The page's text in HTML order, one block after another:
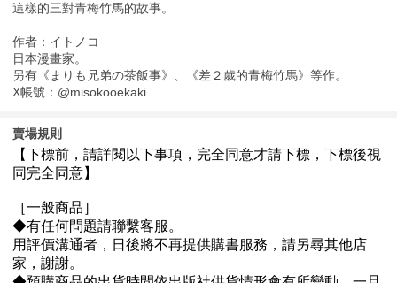
這樣的三對青梅竹馬的故事。
作者：イトノコ
日本漫畫家。
另有《まりも兄弟の茶飯事》、《差２歲的青梅竹馬》等作。
X帳號：@misokooekaki
賣場規則